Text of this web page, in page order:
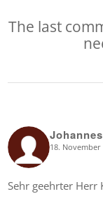
The last
says: 18. November
Sehr geehrter Herr